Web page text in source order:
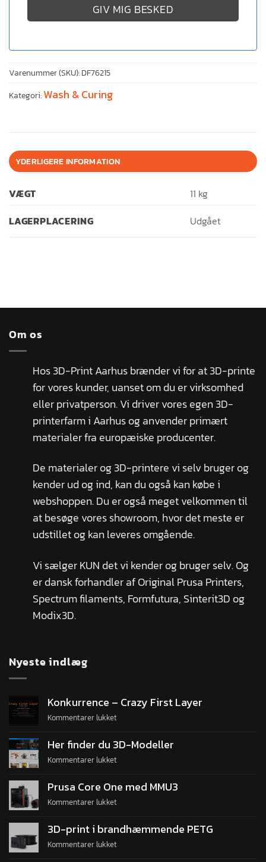
GIV MIG BESKED
Varenummer (SKU):DF76215
Kategori:Wash & Curing
YDERLIGERE INFORMATION
VÆGT
11 kg
LAGERPLACERING
Udgået
Om os
Hos 3D-Print Aarhus brænder vi for at 3D-printe
for vores kunder, uanset om du er virksomhed
eller privatperson. Vi driver vores egen 3D-
printerfarm i Aarhus og anvender primært
materialer fra europæiske producenter.
De materialer og 3D-printere vi selv bruger og
kender ud og ind, kan du også kan købe i
webshoppen. Du er også meget velkommen til
at besøge vores showroom, hvor det meste er
udstillet og kan leveres omgående.
Vi sælger KUN det vi kender og bruger selv. Og
er dansk forhandler af Original Prusa Printers,
Spectrum filaments, Formfutura, Sinterit3D og
Modix3D.
Nyeste indlæg
Konkurrence – Crazy First Layer
Kommentarer lukket
Her finder du 3D-Modeller
Kommentarer lukket
Prusa Core One med MMU3
Kommentarer lukket
3D-print i brandhæmmende PETG
Kommentarer lukket